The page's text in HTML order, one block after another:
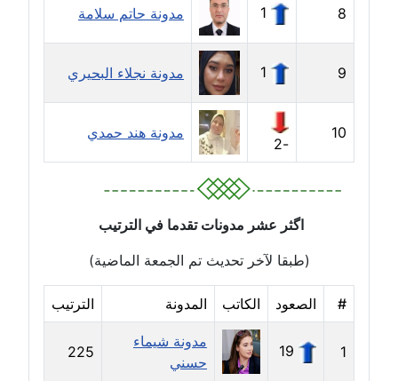
مدونة آيه الغمري
عاملة
مدونة آية عبد العزيز
عاملة
مدونة ايهاب همام
عاملة
مدونة بيان هدية
عاملة
مدونة تامر زيدان
عاملة
مدونة تسنيم فضالي
8
1 مدونة حاتم سلامة
9
1 مدونة نجلاء البحيري
10
-2
مدونة هند حمدي
اگثر عشر مدونات تقدما في الترتيب
(طبقا لآخر تحديث تم الجمعة الماضية)
# الصعود الكاتب المدونة الترتيب
1
19
مدونة شيماء
حسني
225